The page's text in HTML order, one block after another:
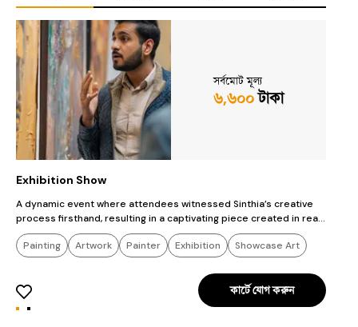
সর্বমোট মূল্য
৬,৬০০টাকা
Exhibition Show
A dynamic event where attendees witnessed Sinthia’s creative
process firsthand, resulting in a captivating piece created in real-
time.
Painting
Artwork Painter Exhibition Showcase Art
কার্টে যোগ করুন